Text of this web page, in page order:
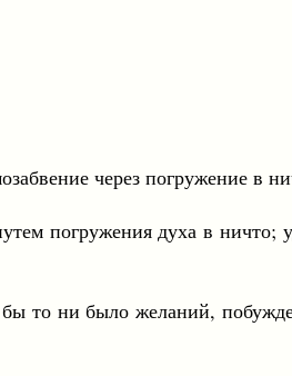
через погружение в
духа в ничто;
ни было желаний,